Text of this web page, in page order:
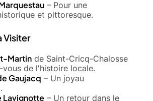
– Pour une
et pittoresque.
Visiter
Martin de Saint-Cricq-Chalosse
vous de l'histoire locale.
Gaujacq – Un joyau
Lavignotte – Un retour dans le